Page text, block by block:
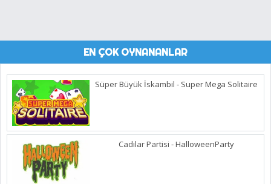
EN ÇOK OYNANANLAR
Süper Büyük İskambil - Super Mega Solitaire
Cadılar Partisi - HalloweenParty